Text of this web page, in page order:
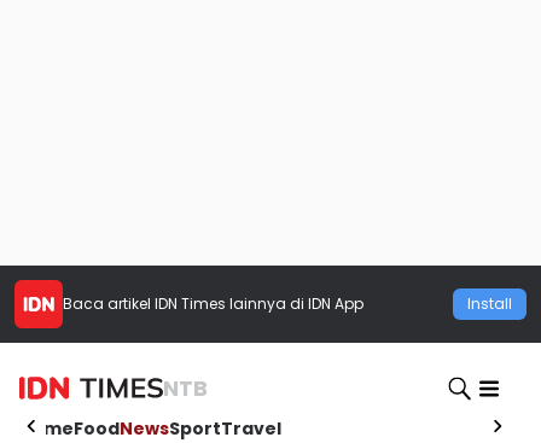
Baca artikel IDN Times lainnya di IDN App Install
NTB
HomeFoodNewsSportTravel